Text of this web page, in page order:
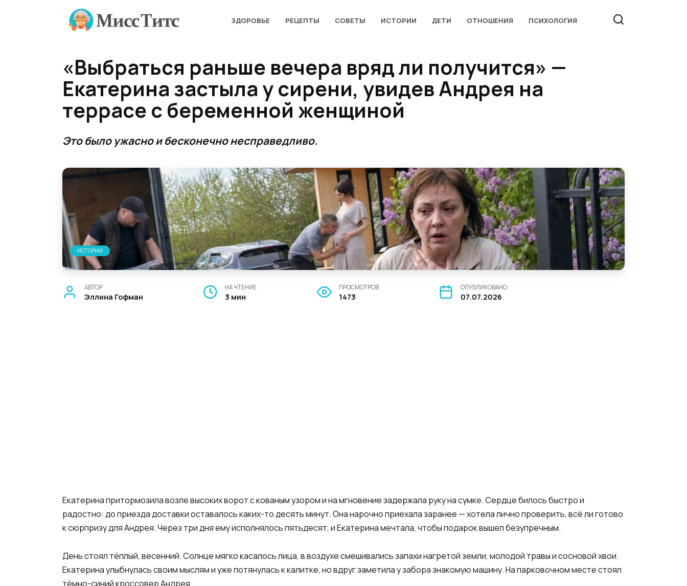
ЗДОРОВЬЕ РЕЦЕПТЫ СОВЕТЫ ИСТОРИИ ДЕТИ ОТНОШЕНИЯ ПСИХОЛОГИЯ
«Выбраться раньше вечера вряд ли получится» —
Екатерина застыла у сирени, увидев Андрея на
террасе с беременной женщиной
Это было ужасно и бесконечно несправедливо.
ИСТОРИИ
АВТОР
Эллина Гофман
НА ЧТЕНИЕ
3 мин
ПРОСМОТРОВ
1473
ОПУБЛИКОВАНО
07.07.2026
Екатерина притормозила возле высоких ворот с кованым узором и на мгновение задержала руку на сумке. Сердце билось быстро и
радостно: до приезда доставки оставалось каких-то десять минут. Она нарочно приехала заранее — хотела лично проверить, всё ли готово
к сюрпризу для Андрея. Через три дня ему исполнялось пятьдесят, и Екатерина мечтала, чтобы подарок вышел безупречным.
День стоял тёплый, весенний. Солнце мягко касалось лица, в воздухе смешивались запахи нагретой земли, молодой травы и сосновой хвои.
Екатерина улыбнулась своим мыслям и уже потянулась к калитке, но вдруг заметила у забора знакомую машину. На парковочном месте стоял
тёмно-синий кроссовер Андрея.